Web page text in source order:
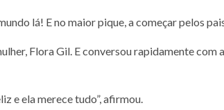
lá! E no maior pique, a começar pelos
Flora Gil. E conversou rapidamente com
e ela merece tudo”, afirmou.